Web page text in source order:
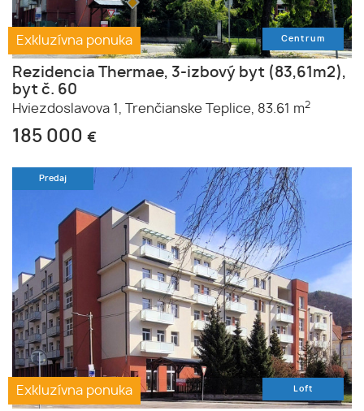
Exkluzívna ponuka Centrum
Rezidencia Thermae, 3-izbový byt (83,61m2),
byt č. 60
Hviezdoslavova 1, Trenčianske Teplice, 83.61 m2
185 000 €
Exkluzívna ponuka
Predaj
Loft